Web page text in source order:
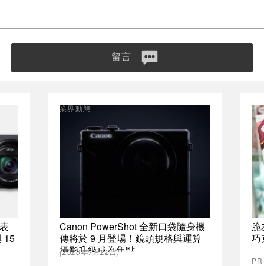
留言
15
Canon PowerShot 全新口袋隨身機
傳將於 9 月登場！鏡頭規格與運算
攝影升級成為焦點
業界動態
(2026年7月22日)
脆
巧